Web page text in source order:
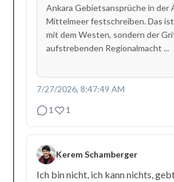
Ankara Gebietsansprüche in der
Mittelmeer festschreiben. Das
mit dem Westen, sondern der
aufstrebenden Regionalmacht ...
7/27/2026, 8:47:49 AM
1
1
Kerem Schamberger
Ich bin nicht, ich kann nichts,